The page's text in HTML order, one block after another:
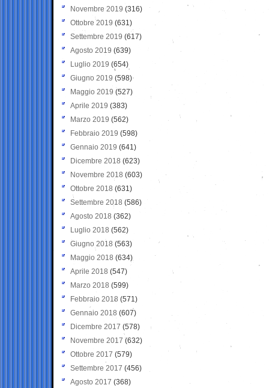
Novembre 2019 (316)
Ottobre 2019 (631)
Settembre 2019 (617)
Agosto 2019 (639)
Luglio 2019 (654)
Giugno 2019 (598)
Maggio 2019 (527)
Aprile 2019 (383)
Marzo 2019 (562)
Febbraio 2019 (598)
Gennaio 2019 (641)
Dicembre 2018 (623)
Novembre 2018 (603)
Ottobre 2018 (631)
Settembre 2018 (586)
Agosto 2018 (362)
Luglio 2018 (562)
Giugno 2018 (563)
Maggio 2018 (634)
Aprile 2018 (547)
Marzo 2018 (599)
Febbraio 2018 (571)
Gennaio 2018 (607)
Dicembre 2017 (578)
Novembre 2017 (632)
Ottobre 2017 (579)
Settembre 2017 (456)
Agosto 2017 (368)